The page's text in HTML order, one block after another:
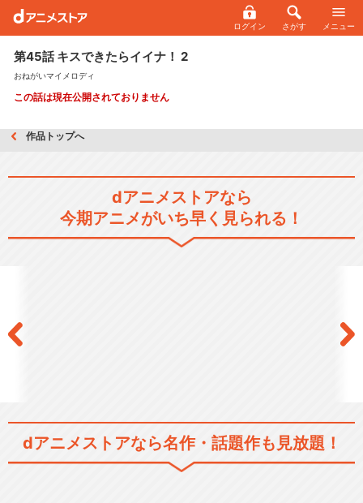
ログイン さがす メニュー
第45話 キスできたらイイナ！ 2
おねがいマイメロディ
この話は現在公開されておりません
作品トップへ
dアニメストアなら
今期アニメがいち早く見られる！
dアニメストアなら名作・話題作も見放題！